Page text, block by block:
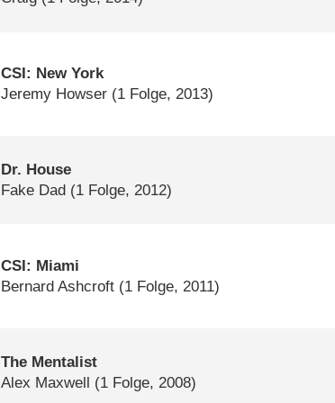
CSI: New York
Jeremy Howser (1 Folge, 2013)
Dr. House
Fake Dad (1 Folge, 2012)
CSI: Miami
Bernard Ashcroft (1 Folge, 2011)
The Mentalist
Alex Maxwell (1 Folge, 2008)